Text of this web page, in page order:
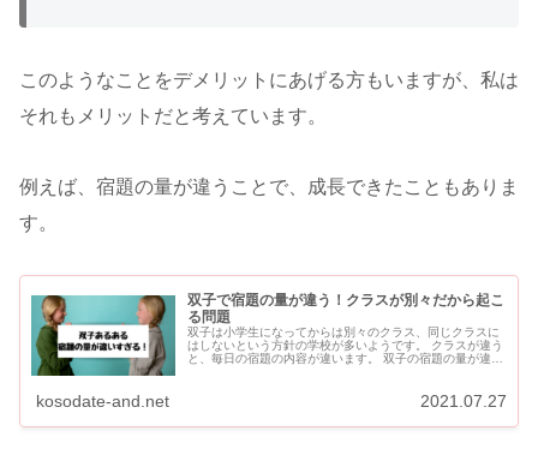
このようなことをデメリットにあげる方もいますが、私は
それもメリットだと考えています。
例えば、宿題の量が違うことで、成長できたこともありま
す。
双子で宿題の量が違う！クラスが別々だから起こ
る問題
双子は小学生になってからは別々のクラス、同じクラスに
はしないという方針の学校が多いようです。 クラスが違う
と、毎日の宿題の内容が違います。 双子の宿題の量が違い
kosodate-and.net 2021.07.27